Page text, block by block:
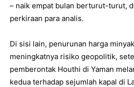
– naik empat bulan berturut-turut,
perkiraan para analis.
Di sisi lain, penurunan harga
meningkatnya risiko geopolitik,
pemberontak Houthi di Yaman
kedua terhadap sejumlah kapal di